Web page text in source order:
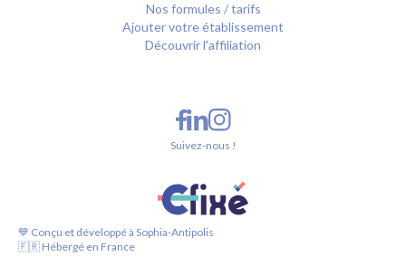
Nos formules / tarifs
Ajouter votre établissement
Découvrir l'affiliation
💙 Conçu et développé à Sophia-Antipolis
🇫🇷 Hébergé en France
Suivez-nous !